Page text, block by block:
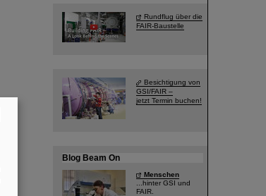
Rundflug über die
FAIR-Baustelle
Besichtigung von
GSI/FAIR –
jetzt Termin buchen!
Blog Beam On
Menschen
...hinter GSI und
FAIR.